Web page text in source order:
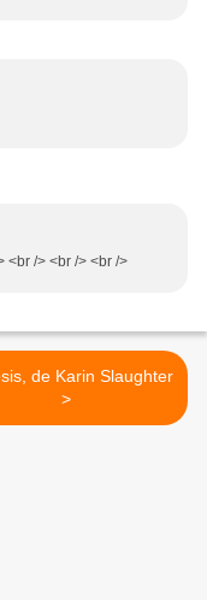
<br /> <br /> <br />
de Karin Slaughter
>